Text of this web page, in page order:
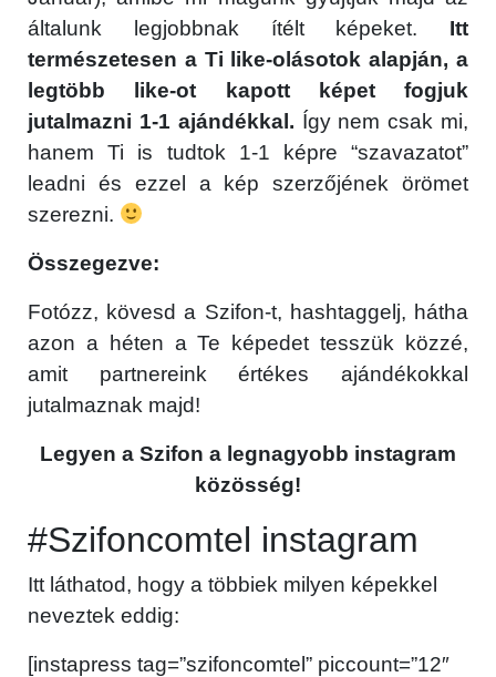
általunk legjobbnak ítélt képeket. Itt
természetesen a Ti like-olásotok alapján, a
legtöbb like-ot kapott képet fogjuk
jutalmazni 1-1 ajándékkal. Így nem csak mi,
hanem Ti is tudtok 1-1 képre “szavazatot”
leadni és ezzel a kép szerzőjének örömet
szerezni.
Összegezve:
Fotózz, kövesd a Szifon-t, hashtaggelj, hátha
azon a héten a Te képedet tesszük közzé,
amit partnereink értékes ajándékokkal
jutalmaznak majd!
Legyen a Szifon a legnagyobb instagram
közösség!
#Szifoncomtel instagram
Itt láthatod, hogy a többiek milyen képekkel
neveztek eddig:
[instapress tag=”szifoncomtel” piccount=”12″